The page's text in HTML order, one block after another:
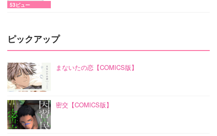
53ビュー
ピックアップ
まないたの恋【COMICS版】
密交【COMICS版】